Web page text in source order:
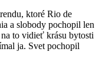
ktoré Rio de
a slobody pochopil len
to vidieť krásu bytosti
ja. Svet pochopil